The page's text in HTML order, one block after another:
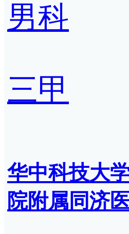
男科
三甲
华中科技大
院附属同济